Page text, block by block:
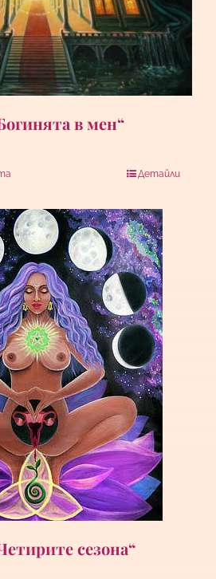
в мен“
Детайли
сезона“